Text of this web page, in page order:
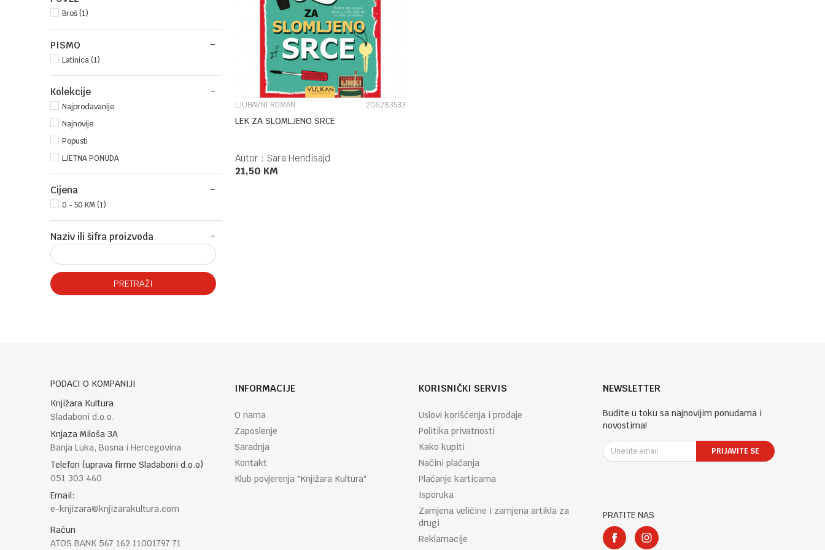
Broš (1)
PISMO
Latinica (1)
Kolekcije
Najprodavanije
Najnovije
Popusti
LJETNA PONUDA
Cijena
0 - 50 KM (1)
Naziv ili šifra proizvoda
PRETRAŽI
UPOREDI
LJUBAVNI ROMAN 206283533
LEK ZA SLOMLJENO SRCE
Autor : Sara Hendisajd
21,50 KM
PODACI O KOMPANIJI
Knjižara Kultura
Sladaboni d.o.o.
Knjaza Miloša 3A
Banja Luka, Bosna i Hercegovina
Telefon (uprava firme Sladaboni d.o.o)
051 303 460
Email:
e-knjizara@knjizarakultura.com
Račun
ATOS BANK 567 162 11001797 71
INFORMACIJE
O nama
Zaposlenje
Saradnja
Kontakt
Klub povjerenja "Knjižara Kultura"
KORISNIČKI SERVIS
Uslovi korišćenja i prodaje
Politika privatnosti
Kako kupiti
Načini plaćanja
Plaćanje karticama
Isporuka
Zamjena veličine i zamjena artikla za
drugi
Reklamacije
NEWSLETTER
Budite u toku sa najnovijim ponudama i
novostima!
PRIJAVITE SE
PRATITE NAS